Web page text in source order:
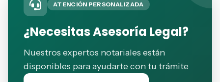
ATENCIÓN PERSONALIZADA
¿Necesitas Asesoría Legal?
Nuestros expertos notariales están
disponibles para ayudarte con tu trámite